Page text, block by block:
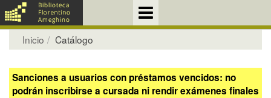
Inicio Catálogo
Sanciones a usuarios con préstamos vencidos: no
podrán inscribirse a cursada ni rendir exámenes finales